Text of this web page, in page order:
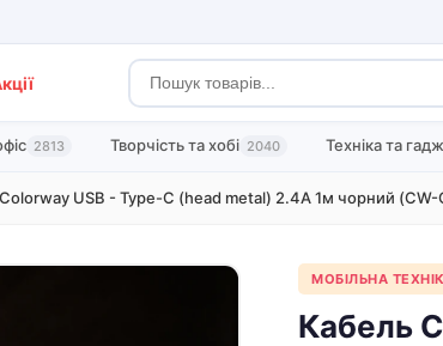
2813 Творчість та хобі 2040 Техніка та
USB - Type-C (head metal) 2.4А 1м чорний
МОБІЛЬНА
Кабель